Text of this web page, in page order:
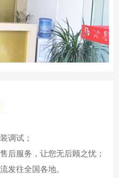
调试；
后服务，让您无后顾之忧；
发往全国各地。